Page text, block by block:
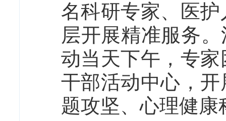
名科研专家、医
层开展精准服务
动当天下午，专
干部活动中心，
题攻坚、心理健